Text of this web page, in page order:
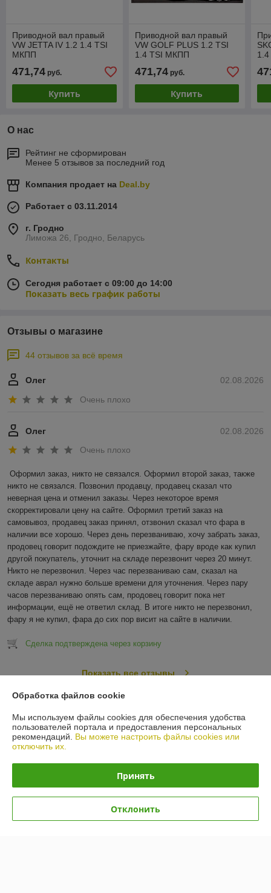
Приводной вал правый
VW JETTA IV 1.2 1.4 TSI
МКПП
471,74 руб.
Купить
Приводной вал правый
VW GOLF PLUS 1.2 TSI
1.4 TSI МКПП
471,74руб.
Купить
О нас
Рейтинг не сформирован
Менее 5 отзывов за последний год
Компания продает на Deal.by
Работает с 03.11.2014
г. Гродно
Лиможа 26, Гродно, Беларусь
Контакты
Сегодня работает с 09:00 до 14:00
Показать весь график работы
Отзывы о магазине
44 отзывов за всё время
02.08.2026
Олег
Очень плохо
02.08.2026
Олег
Очень плохо
Оформил заказ, никто не связался. Оформил второй заказ, также
никто не связался. Позвонил продавцу, продавец сказал что
неверная цена и отменил заказы. Через некоторое время
скорректировали цену на сайте. Оформил третий заказ на
самовывоз, продавец заказ принял, отзвонил сказал что фара в
наличии все хорошо. Через день перезваниваю, хочу забрать заказ,
продовец говорит подождите не приезжайте, фару вроде как купил
другой покупатель, уточнит на складе перезвонит через 20 минут.
Никто не перезвонил. Через час перезваниваю сам, сказал на
складе аврал нужно больше времени для уточнения. Через пару
часов перезваниваю опять сам, продовец говорит пока нет
информации, ещё не ответил склад. В итоге никто не перезвонил,
фару я не купил, фара до сих пор висит на сайте в наличии.
Сделка подтверждена через корзину
Показать все отзывы
О нас
Контакты
График работы
Обработка файлов cookie
Мы используем файлы cookies для обеспечения удобства
пользователей портала и предоставления персональных
рекомендаций. Вы можете настроить файлы cookies или
отключить их.
Принять
Отклонить